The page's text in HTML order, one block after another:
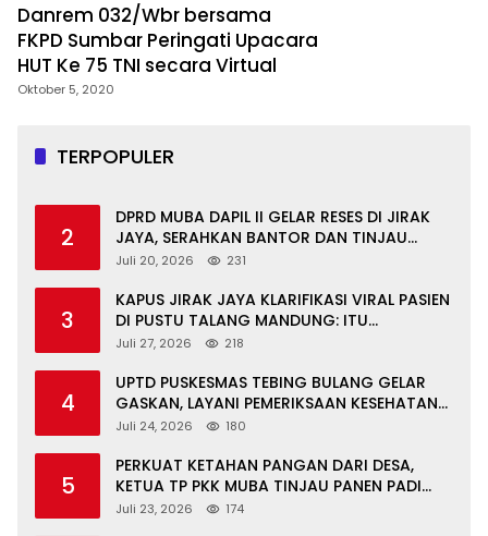
Danrem 032/Wbr bersama
FKPD Sumbar Peringati Upacara
HUT Ke 75 TNI secara Virtual
Oktober 5, 2020
TERPOPULER
2
DPRD MUBA DAPIL II GELAR RESES DI JIRAK
JAYA, SERAHKAN BANTOR DAN TINJAU
JALAN RUSAK SERTA TPS 3R
Juli 20, 2026 231
3
KAPUS JIRAK JAYA KLARIFIKASI VIRAL PASIEN
DI PUSTU TALANG MANDUNG: ITU
MISKOMUNIKASI
Juli 27, 2026 218
4
UPTD PUSKESMAS TEBING BULANG GELAR
GASKAN, LAYANI PEMERIKSAAN KESEHATAN
GRATIS UNTUK ASN DI SUNGAI KERUH
Juli 24, 2026 180
5
PERKUAT KETAHAN PANGAN DARI DESA,
KETUA TP PKK MUBA TINJAU PANEN PADI
ORGANIK DAN IKAN NILA
Juli 23, 2026 174